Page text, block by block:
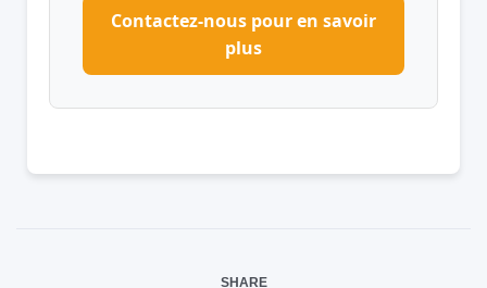
Contactez-nous pour en savoir
plus
SHARE